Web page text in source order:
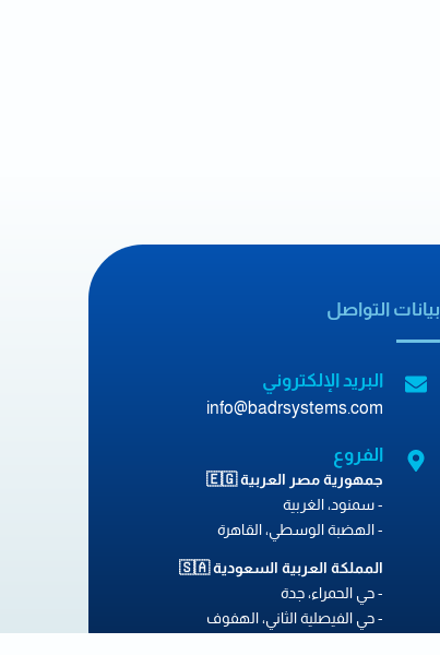
بيانات التواصل
البريد الإلكتروني
info@badrsystems.com
الفروع
جمهورية مصر العربية 🇪🇬
- سمنود، الغربية
- الهضبة الوسطي، القاهرة
المملكة العربية السعودية 🇸🇦
- حي الحمراء، جدة
- حي الفيصلية الثاني، الهفوف